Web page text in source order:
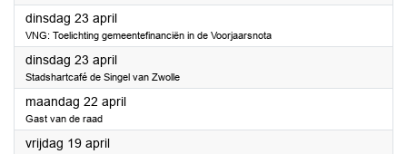
dinsdag 23 april2024
VNG: Toelichting gemeentefinanciën in de Voorjaarsnota
dinsdag 23 april2024
Stadshartcafé de Singel van Zwolle
maandag 22 april2024
Gast van de raad
vrijdag 19 april2024